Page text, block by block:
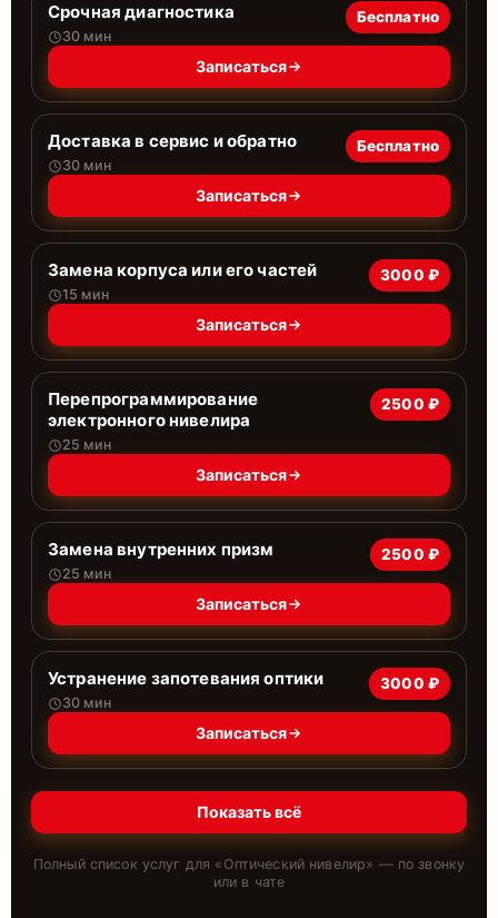
Срочная диагностика
30 мин
Бесплатно
Записаться
Доставка в сервис и обратно
30 мин
Бесплатно
Записаться
Замена корпуса или его частей
15 мин
3000 ₽
Записаться
Перепрограммирование
электронного нивелира
25 мин
2500 ₽
Записаться
Замена внутренних призм
25 мин
2500 ₽
Записаться
Устранение запотевания оптики
30 мин
3000 ₽
Записаться
Показать всё
Полный список услуг для « Оптический нивелир» — по звонку
или в чате